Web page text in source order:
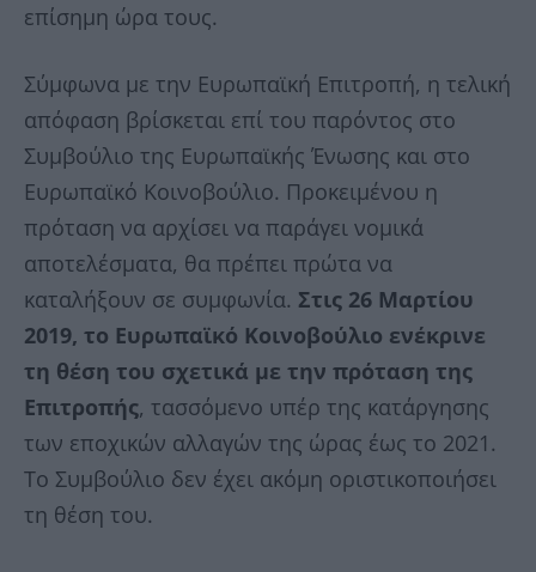
επίσημη ώρα τους.
Σύμφωνα με την Ευρωπαϊκή Επιτροπή, η τελική
απόφαση βρίσκεται επί του παρόντος στο
Συμβούλιο της Ευρωπαϊκής Ένωσης και στο
Ευρωπαϊκό Κοινοβούλιο. Προκειμένου η
πρόταση να αρχίσει να παράγει νομικά
αποτελέσματα, θα πρέπει πρώτα να
καταλήξουν σε συμφωνία. Στις 26 Μαρτίου
2019, το Ευρωπαϊκό Κοινοβούλιο ενέκρινε
τη θέση του σχετικά με την πρόταση της
Επιτροπής, τασσόμενο υπέρ της κατάργησης
των εποχικών αλλαγών της ώρας έως το 2021.
Το Συμβούλιο δεν έχει ακόμη οριστικοποιήσει
τη θέση του.